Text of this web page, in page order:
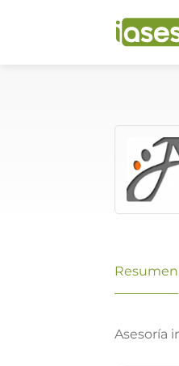
Resumen
Asesoría